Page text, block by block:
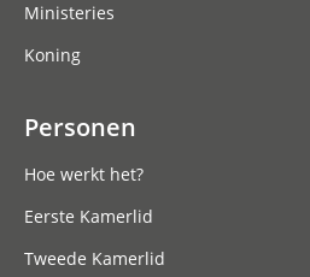
Ministeries
Koning
Personen
Hoe werkt het?
Eerste Kamerlid
Tweede Kamerlid